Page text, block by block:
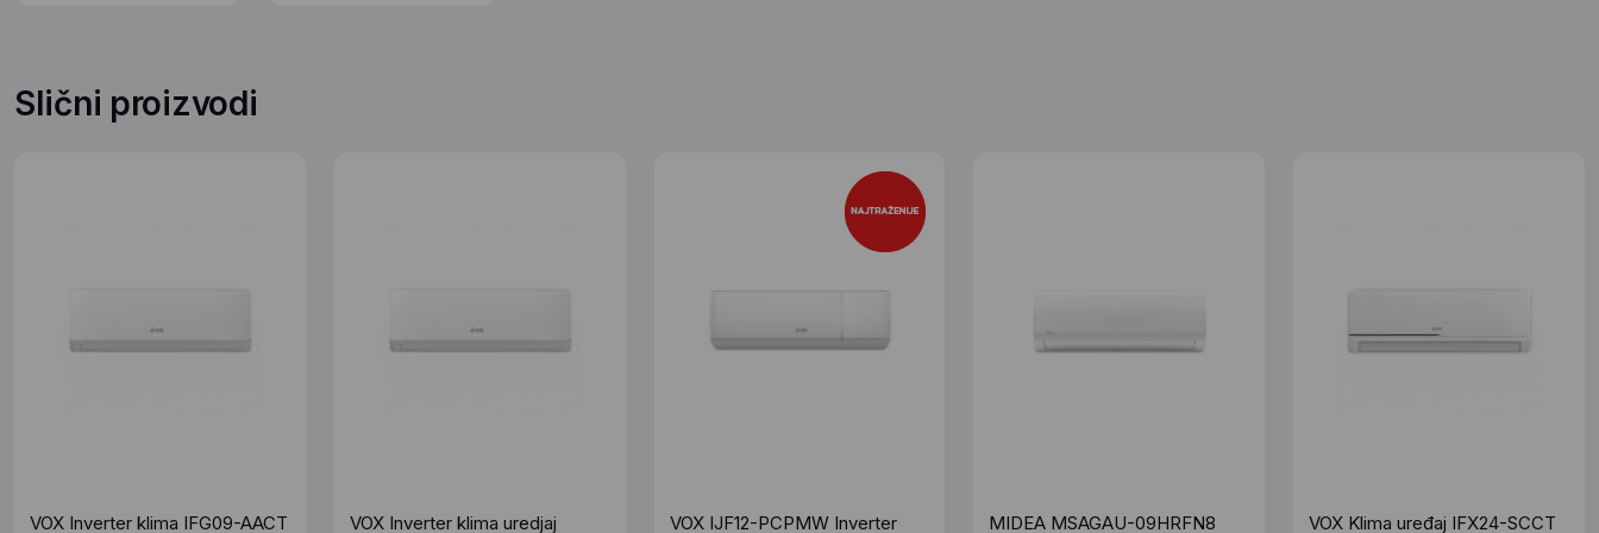
Slični proizvodi
VOX Inverter klima IFG09-AACT VOX Inverter klima uredjaj VOX IJF12-PCPMW Inverter MIDEA MSAGAU-09HRFN8 VOX Klima uređaj IFX24-SCCT